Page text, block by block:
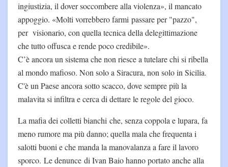
ingiustizia, il dover soccombere alla violenza», il mancato
appoggio. «Molti vorrebbero farmi passare per "pazzo",
per visionario, con quella tecnica della delegittimazione
che tutto offusca e rende poco credibile».
C’è ancora un sistema che non riesce a tutelare chi si ribella
al mondo mafioso. Non solo a Siracura, non solo in Sicilia.
C'è un Paese ancora sotto scacco, dove sempre più la
malavita si infiltra e cerca di dettare le regole del gioco.
La mafia dei colletti bianchi che, senza coppola e lupara, fa
meno rumore ma più danno; quella mala che frequenta i
salotti buoni e che manda la manovalanza a fare il lavoro
sporco. Le denunce di Ivan Baio hanno portato anche alla